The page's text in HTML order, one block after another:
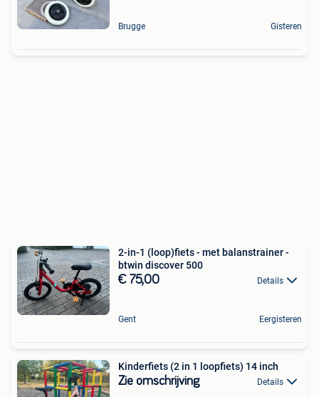
Brugge Gisteren
2-in-1 (loop)fiets - met balanstrainer -
btwin discover 500
€ 75,00 Details
Gent Eergisteren
Kinderfiets (2 in 1 loopfiets) 14 inch
Zie omschrijving Details